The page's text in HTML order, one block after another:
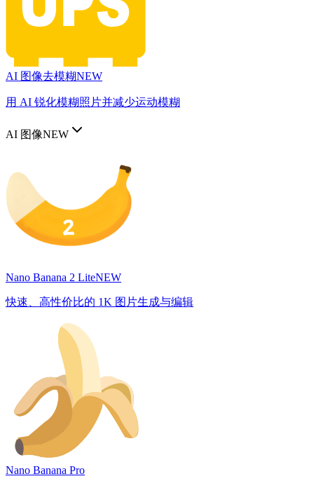
AI 图像去模糊NEW
用 AI 锐化模糊照片并减少运动模糊
AI 图像NEW
Nano Banana 2 LiteNEW
快速、高性价比的 1K 图片生成与编辑
Nano Banana Pro